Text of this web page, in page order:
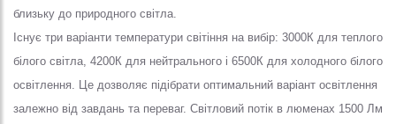
близьку до природного світла.
Існує три варіанти температури світіння на вибір: 3000К для теплого
білого світла, 4200К для нейтрального і 6500К для холодного білого
освітлення.
Це дозволяє підібрати оптимальний варіант освітлення
залежно від завдань та переваг. Світловий потік в люменах 1500 Лм